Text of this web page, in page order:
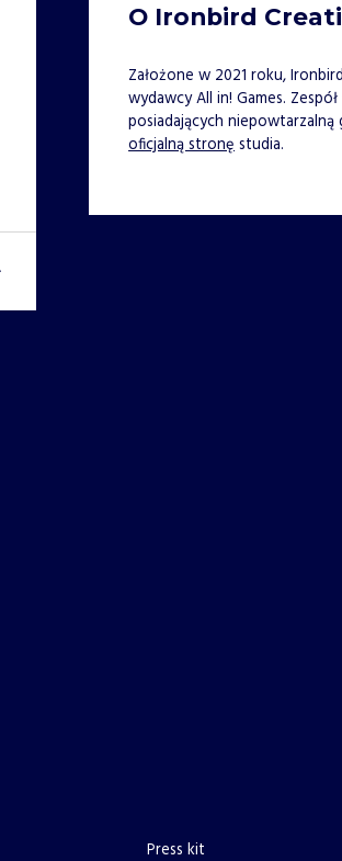
O Ironbird
Założone w 2021 roku,
wydawcy All in! Games.
posiadających niepowtarzalną
oficjalną stronęstudia.
Press kit